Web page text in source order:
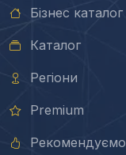
Бізнес каталог
Каталог
Регіони
Premium
Рекомендуємо